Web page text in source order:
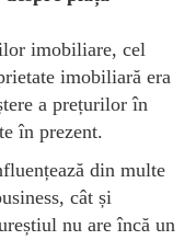
imobiliare, cel
imobiliară era
a prețurilor în
în prezent.
din multe
cât și
nu are încă un